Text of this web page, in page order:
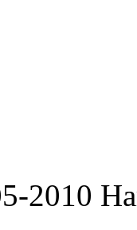
2010